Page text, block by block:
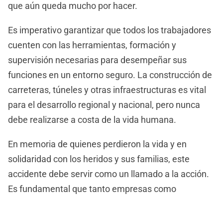
que aún queda mucho por hacer.
Es imperativo garantizar que todos los trabajadores
cuenten con las herramientas, formación y
supervisión necesarias para desempeñar sus
funciones en un entorno seguro. La construcción de
carreteras, túneles y otras infraestructuras es vital
para el desarrollo regional y nacional, pero nunca
debe realizarse a costa de la vida humana.
En memoria de quienes perdieron la vida y en
solidaridad con los heridos y sus familias, este
accidente debe servir como un llamado a la acción.
Es fundamental que tanto empresas como